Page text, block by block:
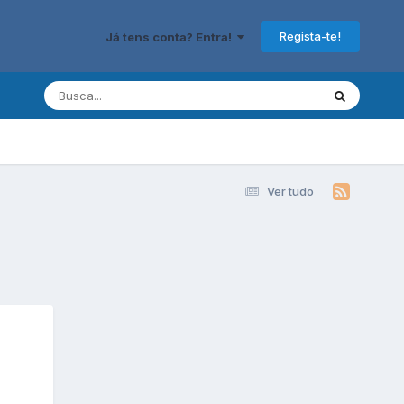
Já tens conta? Entra! Regista-te!
Ver tudo